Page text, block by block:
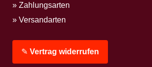
Zahlungsarten
Versandarten
✎ Vertrag widerrufen